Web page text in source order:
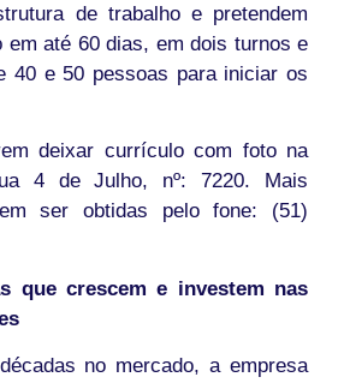
de trabalho e pretendem
em até 60 dias, em dois turnos e
40 e 50 pessoas para iniciar os
deixar currículo com foto na
4 de Julho, nº: 7220. Mais
ser obtidas pelo fone: (51)
que crescem e investem nas
no mercado, a empresa